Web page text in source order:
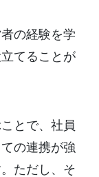
の経験を学
てることが
とで、社員
の連携が強
ただし、そ